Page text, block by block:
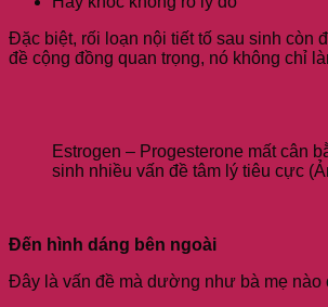
Đặc biệt, rối loạn nội tiết tố sau sinh còn
đề cộng đồng quan trọng, nó không chỉ
Estrogen – Progesterone mất cân
sinh nhiều vấn đề tâm lý tiêu cực
Đến hình dáng bên ngoài
Đây là vấn đề mà dường như bà mẹ nào